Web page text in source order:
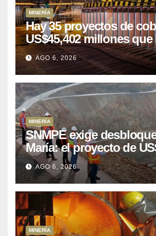
MINERÍA
Hay 35 proyectos de
US$45,402 millones que
puede aprovechar
AGO 6, 2026
MINERÍA
SNMPE exige
María: el proyecto de
que Perú lleva 15 años
posponiendo
AGO 6, 2026
MINERÍA